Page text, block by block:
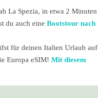
La Spezia, in etwa 2 Minuten
du auch eine Bootstour nach
für deinen Italien Urlaub auf
Europa eSIM! Mit diesem